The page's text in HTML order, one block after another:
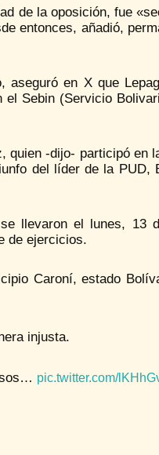
de la oposición, fue
entonces, añadió,
en X que
Sebin (Servicio
quien -dijo- participó en
del líder de la PUD,
llevaron el lunes, 13
de ejercicios.
Caroní, estado
injusta.
pic.twitter.com/